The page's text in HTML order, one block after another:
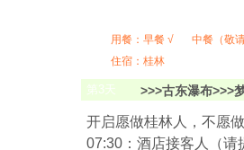
用餐： 早餐 √ 中餐（敬
住宿：桂林
第3天 >>>古东瀑布>>>
开启愿做桂林人，不愿
07:30：酒店接客人（请